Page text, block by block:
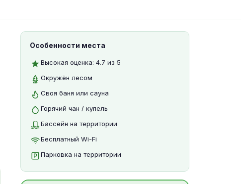
Особенности места
Высокая оценка: 4.7 из 5
Окружён лесом
Своя баня или сауна
Горячий чан / купель
Бассейн на территории
Бесплатный Wi-Fi
Парковка на территории